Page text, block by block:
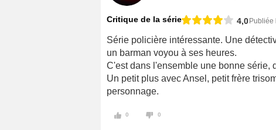
Critique de la série 4,0Publiée
Série policière intéressante. Une
un barman voyou à ses heures.
C'est dans l'ensemble une bonne série,
Un petit plus avec Ansel, petit frère
personnage.
0 0